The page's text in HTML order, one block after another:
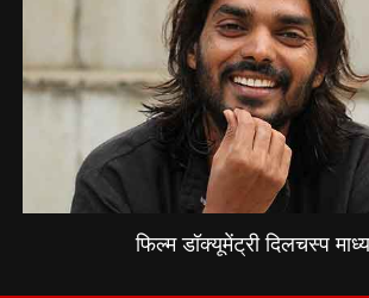
फिल्म डॉक्यूमेंट्री दिलचस्प